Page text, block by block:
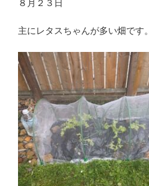
８月２３日
主にレタスちゃんが多い畑です。